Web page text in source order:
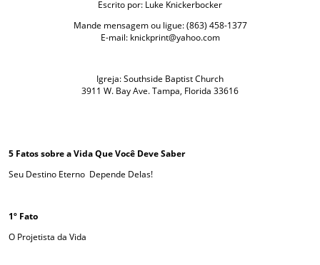
Escrito por: Luke Knickerbocker
Mande mensagem ou ligue: (863) 458-1377
E-mail: knickprint@yahoo.com
Igreja: Southside Baptist Church
3911 W. Bay Ave. Tampa, Florida 33616
5 Fatos sobre a Vida Que Você Deve Saber
Seu Destino Eterno Depende Delas!
1º Fato
O Projetista da Vida